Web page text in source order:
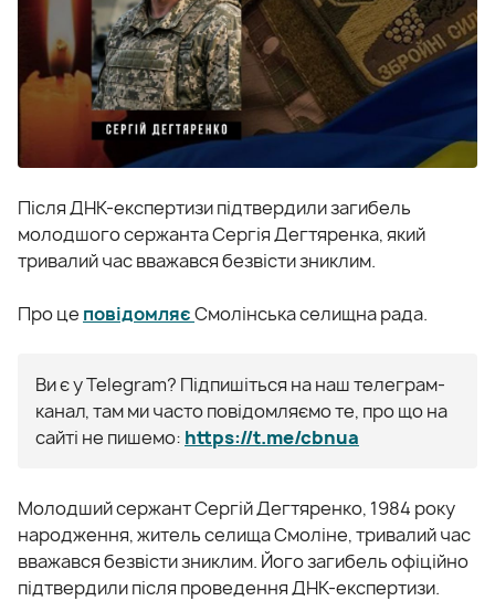
Після ДНК-експертизи підтвердили загибель
молодшого сержанта Сергія Дегтяренка, який
тривалий час вважався безвісти зниклим.
Про це повідомляєСмолінська селищна рада.
Ви є у Telegram? Підпишіться на наш телеграм-
канал, там ми часто повідомляємо те, про що на
сайті не пишемо: https://t.me/cbnua
Молодший сержант Сергій Дегтяренко, 1984 року
народження, житель селища Смоліне, тривалий час
вважався безвісти зниклим. Його загибель офіційно
підтвердили після проведення ДНК-експертизи.